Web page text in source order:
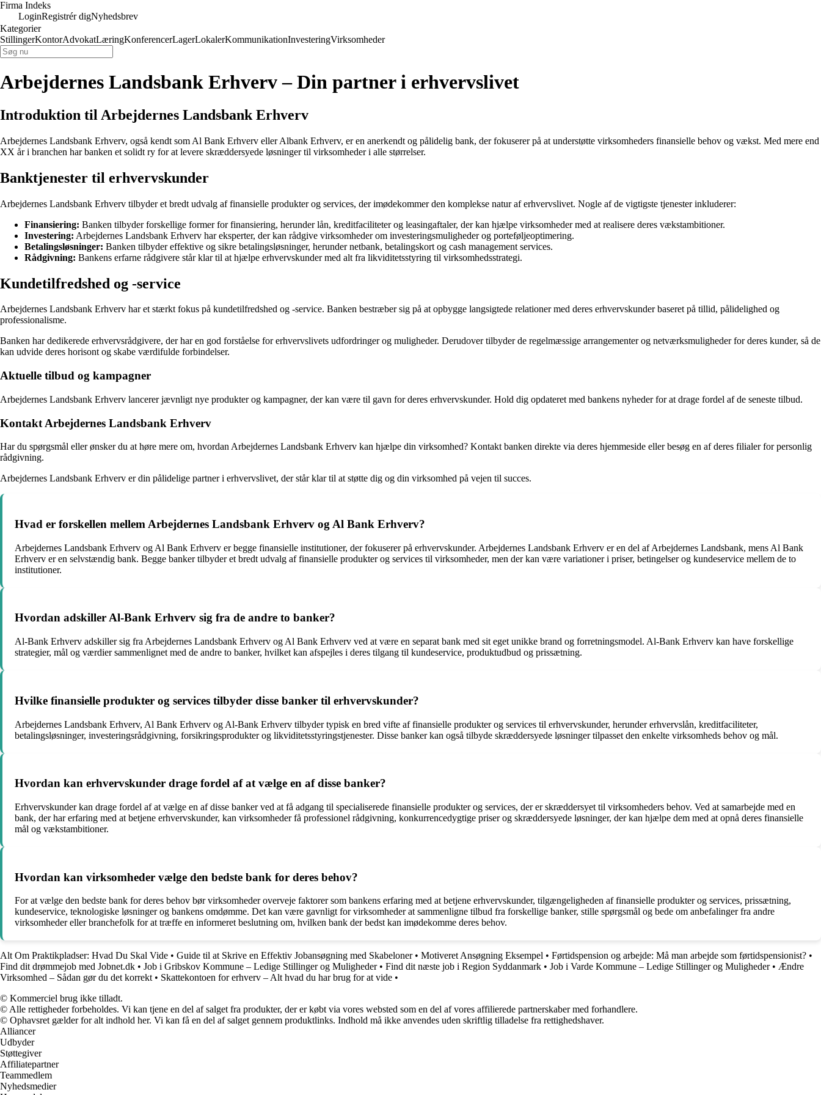
Firma Indeks
LoginRegistrér digNyhedsbrev
Kategorier
StillingerKontorAdvokatLæringKonferencerLagerLokalerKommunikationInvesteringVirksomheder
Arbejdernes Landsbank Erhverv – Din partner i erhvervslivet
Introduktion til Arbejdernes Landsbank Erhverv
Arbejdernes Landsbank Erhverv, også kendt som Al Bank Erhverv eller Albank Erhverv, er en anerkendt og pålidelig bank, der fokuserer på at understøtte virksomheders finansielle behov og vækst. Med mere end
XX år i branchen har banken et solidt ry for at levere skræddersyede løsninger til virksomheder i alle størrelser.
Banktjenester til erhvervskunder
Arbejdernes Landsbank Erhverv tilbyder et bredt udvalg af finansielle produkter og services, der imødekommer den komplekse natur af erhvervslivet. Nogle af de vigtigste tjenester inkluderer:
Finansiering: Banken tilbyder forskellige former for finansiering, herunder lån, kreditfaciliteter og leasingaftaler, der kan hjælpe virksomheder med at realisere deres vækstambitioner.
Investering: Arbejdernes Landsbank Erhverv har eksperter, der kan rådgive virksomheder om investeringsmuligheder og porteføljeoptimering.
Betalingsløsninger: Banken tilbyder effektive og sikre betalingsløsninger, herunder netbank, betalingskort og cash management services.
Rådgivning: Bankens erfarne rådgivere står klar til at hjælpe erhvervskunder med alt fra likviditetsstyring til virksomhedsstrategi.
Kundetilfredshed og -service
Arbejdernes Landsbank Erhverv har et stærkt fokus på kundetilfredshed og -service. Banken bestræber sig på at opbygge langsigtede relationer med deres erhvervskunder baseret på tillid, pålidelighed og
professionalisme.
Banken har dedikerede erhvervsrådgivere, der har en god forståelse for erhvervslivets udfordringer og muligheder. Derudover tilbyder de regelmæssige arrangementer og netværksmuligheder for deres kunder, så de
kan udvide deres horisont og skabe værdifulde forbindelser.
Aktuelle tilbud og kampagner
Arbejdernes Landsbank Erhverv lancerer jævnligt nye produkter og kampagner, der kan være til gavn for deres erhvervskunder. Hold dig opdateret med bankens nyheder for at drage fordel af de seneste tilbud.
Kontakt Arbejdernes Landsbank Erhverv
Har du spørgsmål eller ønsker du at høre mere om, hvordan Arbejdernes Landsbank Erhverv kan hjælpe din virksomhed? Kontakt banken direkte via deres hjemmeside eller besøg en af deres filialer for personlig
rådgivning.
Arbejdernes Landsbank Erhverv er din pålidelige partner i erhvervslivet, der står klar til at støtte dig og din virksomhed på vejen til succes.
Hvad er forskellen mellem Arbejdernes Landsbank Erhverv og Al Bank Erhverv?
Arbejdernes Landsbank Erhverv og Al Bank Erhverv er begge finansielle institutioner, der fokuserer på erhvervskunder. Arbejdernes Landsbank Erhverv er en del af Arbejdernes Landsbank, mens Al Bank
Erhverv er en selvstændig bank. Begge banker tilbyder et bredt udvalg af finansielle produkter og services til virksomheder, men der kan være variationer i priser, betingelser og kundeservice mellem de to
institutioner.
Hvordan adskiller Al-Bank Erhverv sig fra de andre to banker?
Al-Bank Erhverv adskiller sig fra Arbejdernes Landsbank Erhverv og Al Bank Erhverv ved at være en separat bank med sit eget unikke brand og forretningsmodel. Al-Bank Erhverv kan have forskellige
strategier, mål og værdier sammenlignet med de andre to banker, hvilket kan afspejles i deres tilgang til kundeservice, produktudbud og prissætning.
Hvilke finansielle produkter og services tilbyder disse banker til erhvervskunder?
Arbejdernes Landsbank Erhverv, Al Bank Erhverv og Al-Bank Erhverv tilbyder typisk en bred vifte af finansielle produkter og services til erhvervskunder, herunder erhvervslån, kreditfaciliteter,
betalingsløsninger, investeringsrådgivning, forsikringsprodukter og likviditetsstyringstjenester. Disse banker kan også tilbyde skræddersyede løsninger tilpasset den enkelte virksomheds behov og mål.
Hvordan kan erhvervskunder drage fordel af at vælge en af disse banker?
Erhvervskunder kan drage fordel af at vælge en af disse banker ved at få adgang til specialiserede finansielle produkter og services, der er skræddersyet til virksomheders behov. Ved at samarbejde med en
bank, der har erfaring med at betjene erhvervskunder, kan virksomheder få professionel rådgivning, konkurrencedygtige priser og skræddersyede løsninger, der kan hjælpe dem med at opnå deres finansielle
mål og vækstambitioner.
Hvordan kan virksomheder vælge den bedste bank for deres behov?
For at vælge den bedste bank for deres behov bør virksomheder overveje faktorer som bankens erfaring med at betjene erhvervskunder, tilgængeligheden af finansielle produkter og services, prissætning,
kundeservice, teknologiske løsninger og bankens omdømme. Det kan være gavnligt for virksomheder at sammenligne tilbud fra forskellige banker, stille spørgsmål og bede om anbefalinger fra andre
virksomheder eller branchefolk for at træffe en informeret beslutning om, hvilken bank der bedst kan imødekomme deres behov.
Alt Om Praktikpladser: Hvad Du Skal Vide • Guide til at Skrive en Effektiv Jobansøgning med Skabeloner• Motiveret Ansøgning Eksempel • Førtidspension og arbejde: Må man arbejde som førtidspensionist? •
Find dit drømmejob med Jobnet.dk • Job i Gribskov Kommune – Ledige Stillinger og Muligheder• Find dit næste job i Region Syddanmark • Job i Varde Kommune – Ledige Stillinger og Muligheder• Ændre
Virksomhed – Sådan gør du det korrekt• Skattekontoen for erhverv – Alt hvad du har brug for at vide •
© Kommerciel brug ikke tilladt.
© Alle rettigheder forbeholdes. Vi kan tjene en del af salget fra produkter, der er købt via vores websted som en del af vores affilierede partnerskaber med forhandlere.
© Ophavsret gælder for alt indhold her. Vi kan få en del af salget gennem produktlinks. Indhold må ikke anvendes uden skriftlig tilladelse fra rettighedshaver.
Alliancer
Udbyder
Støttegiver
Affiliatepartner
Teammedlem
Nyhedsmedier